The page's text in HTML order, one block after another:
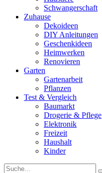
Schwangerschaft
Zuhause
Dekoideen
DIY Anleitungen
Geschenkideen
Heimwerken
Renovieren
Garten
Gartenarbeit
Pflanzen
Test & Vergleich
Baumarkt
Drogerie & Pflege
Elektronik
Freizeit
Haushalt
Kinder